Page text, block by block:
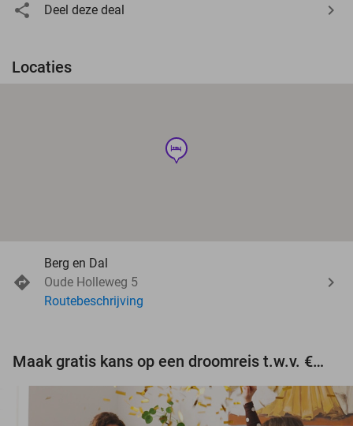
Deel deze deal
Locaties
hotel
Berg en Dal
Oude Holleweg 5
Routebeschrijving
Maak gratis kans op een droomreis t.w.v. €3.000!